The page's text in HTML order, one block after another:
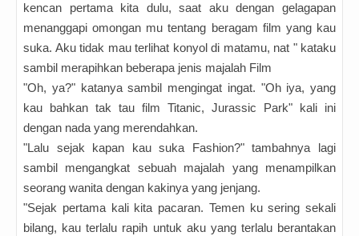
kencan pertama kita dulu, saat aku dengan gelagapan
menanggapi omongan mu tentang beragam film yang kau
suka. Aku tidak mau terlihat konyol di matamu, nat " kataku
sambil merapihkan beberapa jenis majalah Film
"Oh, ya?" katanya sambil mengingat ingat. "Oh iya, yang
kau bahkan tak tau film Titanic, Jurassic Park" kali ini
dengan nada yang merendahkan.
"Lalu sejak kapan kau suka Fashion?" tambahnya lagi
sambil mengangkat sebuah majalah yang menampilkan
seorang wanita dengan kakinya yang jenjang.
"Sejak pertama kali kita pacaran. Temen ku sering sekali
bilang, kau terlalu rapih untuk aku yang terlalu berantakan